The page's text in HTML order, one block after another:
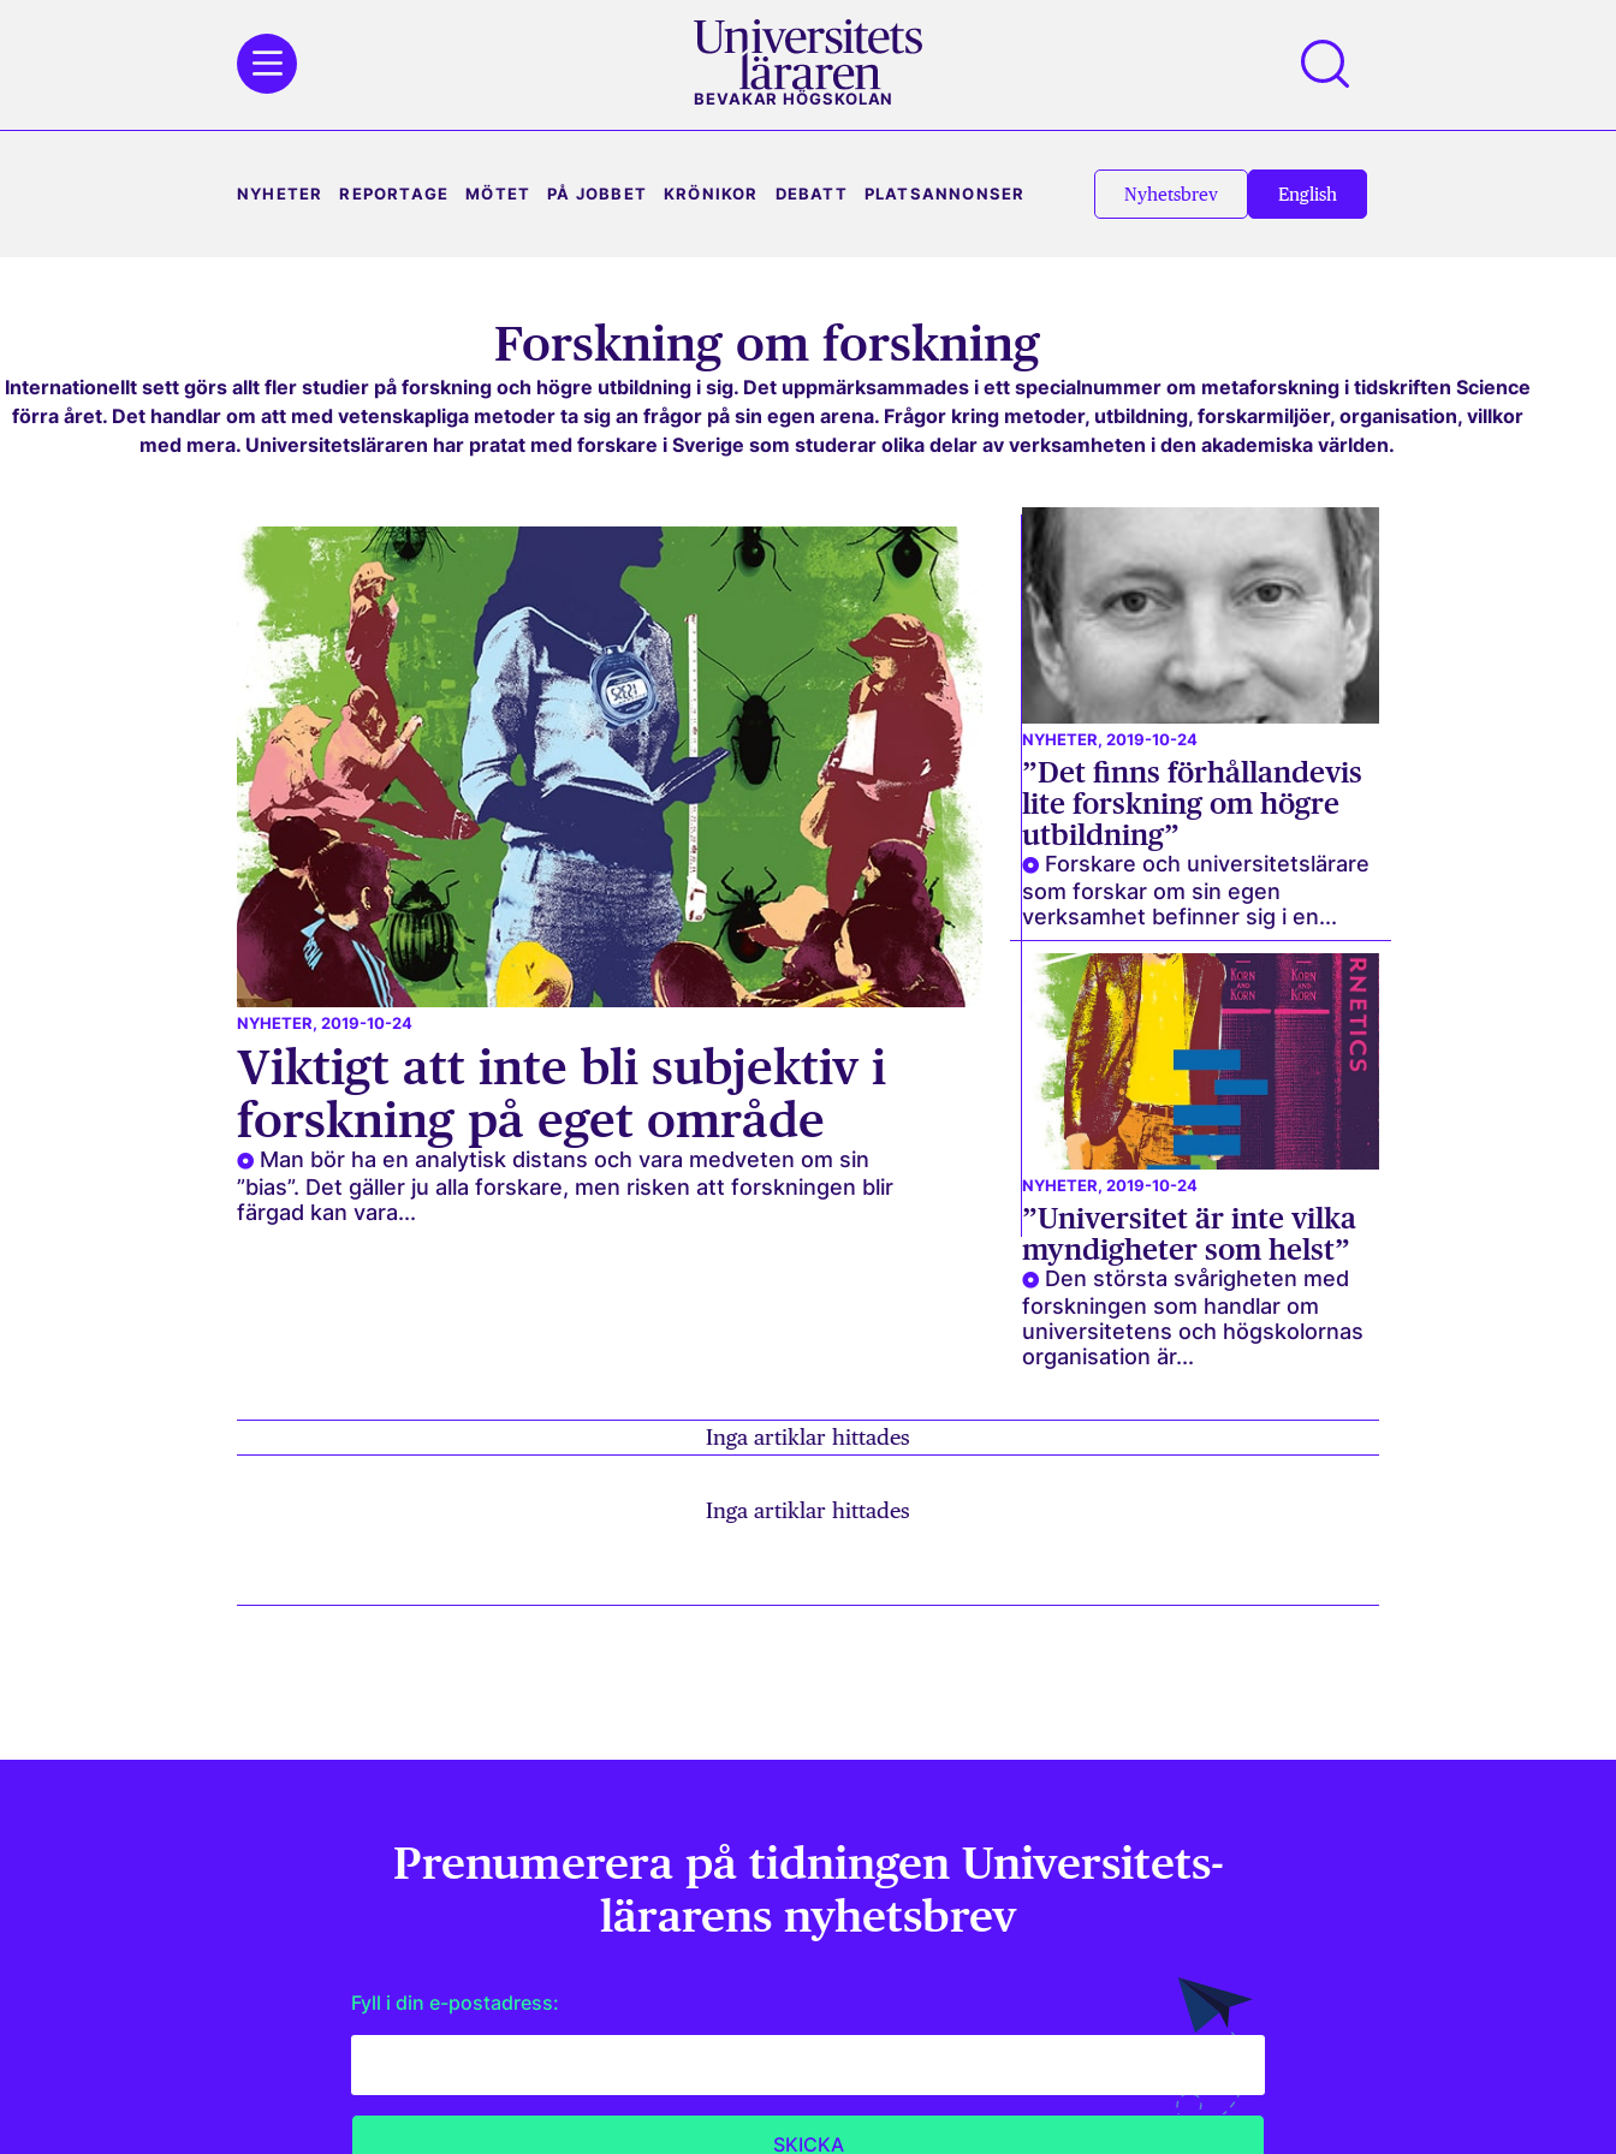
BEVAKAR HÖGSKOLAN
NYHETER REPORTAGE MÖTET PÅ JOBBET KRÖNIKOR DEBATT PLATSANNONSER Nyhetsbrev English
Forskning om forskning
Internationellt sett görs allt fler studier på forskning och högre utbildning i sig. Det uppmärksammades i ett specialnummer om metaforskning i tidskriften Science
förra året. Det handlar om att med vetenskapliga metoder ta sig an frågor på sin egen arena. Frågor kring metoder, utbildning, forskarmiljöer, organisation, villkor
med mera. Universitetsläraren har pratat med forskare i Sverige som studerar olika delar av verksamheten i den akademiska världen.
NYHETER, 2019-10-24
Viktigt att inte bli subjektiv i
forskning på eget område
Man bör ha en analytisk distans och vara medveten om sin
”bias”. Det gäller ju alla forskare, men risken att forskningen blir
färgad kan vara...
NYHETER, 2019-10-24
”Det finns förhållandevis
lite forskning om högre
utbildning”
Forskare och universitetslärare
som forskar om sin egen
verksamhet befinner sig i en...
NYHETER, 2019-10-24
”Universitet är inte vilka
myndigheter som helst”
Den största svårigheten med
forskningen som handlar om
universitetens och högskolornas
organisation är...
Inga artiklar hittades
Inga artiklar hittades
Prenumerera på tidningen Universitets­
lärarens nyhetsbrev
Fyll i din e-postadress: